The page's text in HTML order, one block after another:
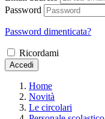
Password
Password dimenticata?
Ricordami
Accedi
Home
Novità
Le circolari